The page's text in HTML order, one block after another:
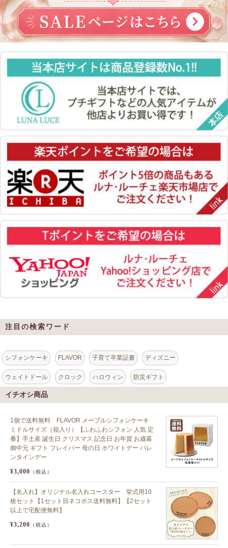
注目の検索ワード
シフォンケーキ FLAVOR 子育て卒業証書 ディズニー
ウェイトドール クロック ハロウィン 防災ギフト
イチオシ商品
1個で送料無料 FLAVOR メープルシフォンケーキ
ミドルサイズ（箱入り）【ふわふわシフォン 人気 定
番】手土産 誕生日 クリスマス 記念日 お年賀 お歳暮
御中元 ギフト フレイバー 母の日 ホワイトデー バレ
ンタインデー
¥3,000 （税込）
【名入れ】オリジナル名入れコースター 挙式用10
枚セット【1セット目ネコポス送料無料】【2セット
以上で宅配便無料】
¥3,200 （税込）